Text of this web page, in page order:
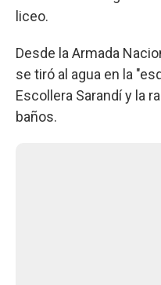
liceo.
Desde la Armada
se tiró al agua en la
Escollera Sarandí y la
baños.